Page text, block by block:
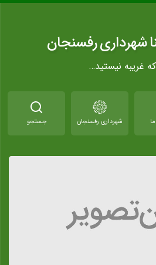
شهرداری رفسنجان
غریبه نیستید…
شهرداری رفسنجان جستجو